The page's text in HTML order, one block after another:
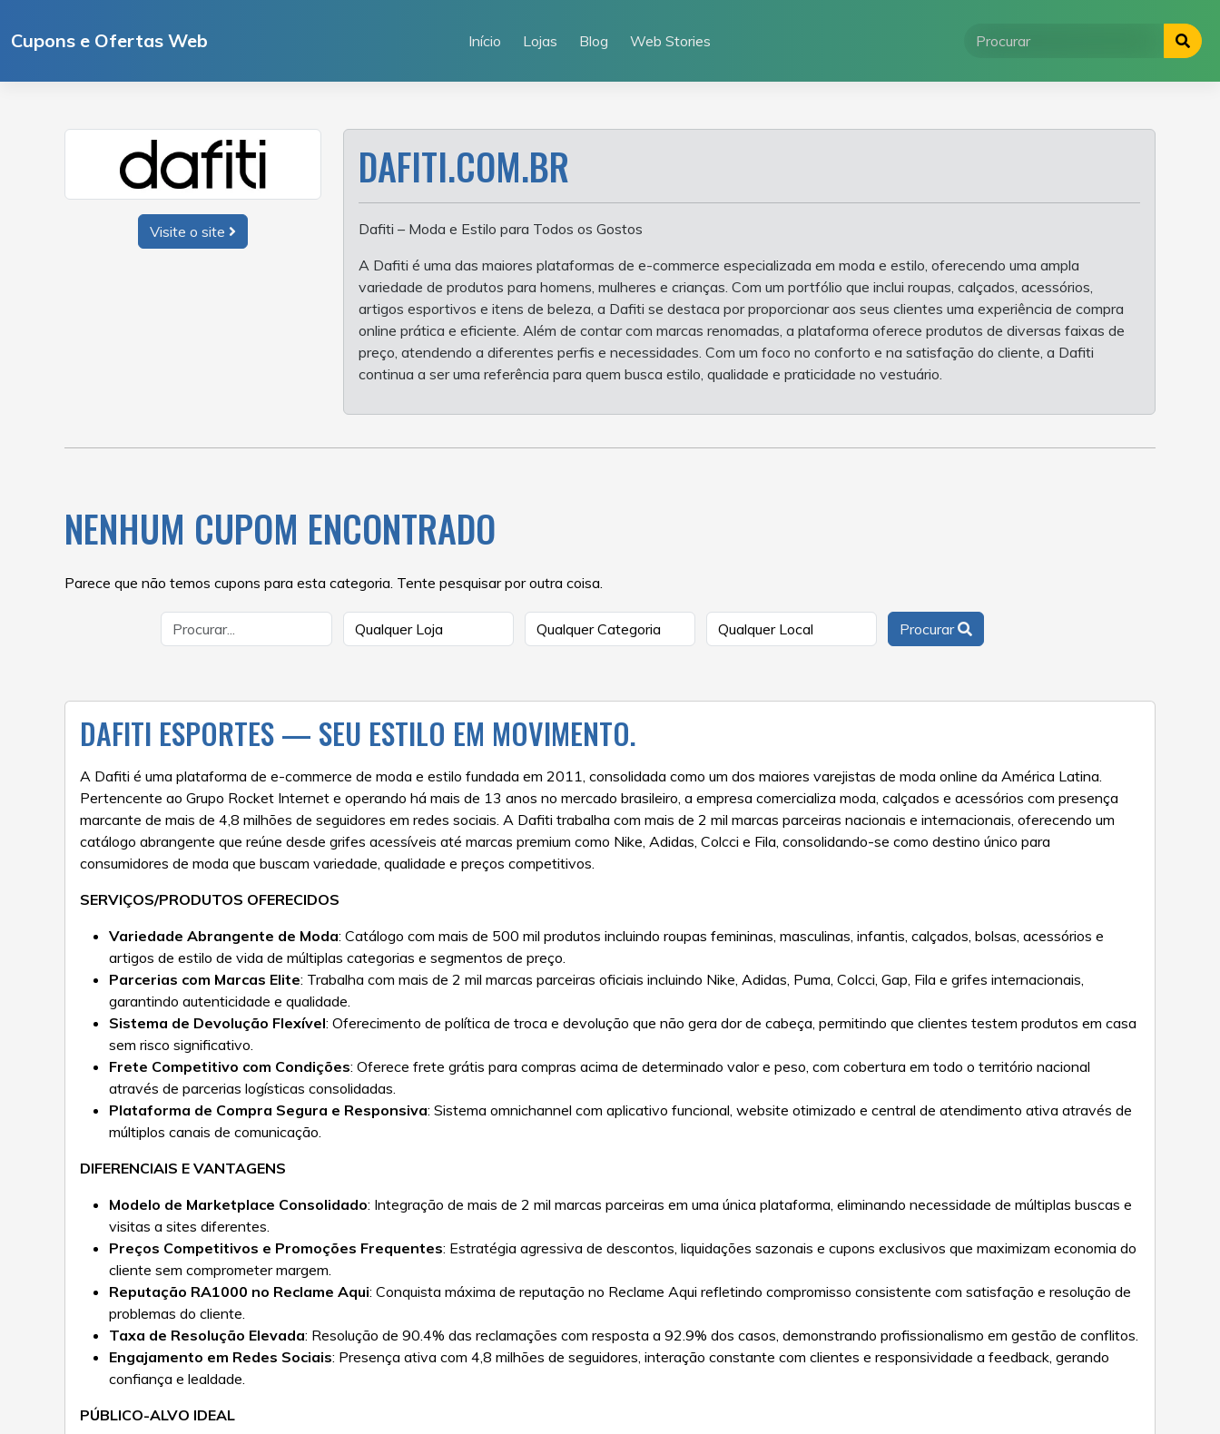
paraCupons e Ofertas Web Início Lojas Blog Web Stories
Visite o site
DAFITI.COM.BR
Dafiti – Moda e Estilo para Todos os Gostos
A Dafiti é uma das maiores plataformas de e-commerce especializada em moda e estilo, oferecendo uma ampla
variedade de produtos para homens, mulheres e crianças. Com um portfólio que inclui roupas, calçados, acessórios,
artigos esportivos e itens de beleza, a Dafiti se destaca por proporcionar aos seus clientes uma experiência de compra
online prática e eficiente. Além de contar com marcas renomadas, a plataforma oferece produtos de diversas faixas de
preço, atendendo a diferentes perfis e necessidades. Com um foco no conforto e na satisfação do cliente, a Dafiti
continua a ser uma referência para quem busca estilo, qualidade e praticidade no vestuário.
NENHUM CUPOM ENCONTRADO
Parece que não temos cupons para esta categoria. Tente pesquisar por outra coisa.
Procurar
DAFITI ESPORTES — SEU ESTILO EM MOVIMENTO.
A Dafiti é uma plataforma de e-commerce de moda e estilo fundada em 2011, consolidada como um dos maiores varejistas de moda online da América Latina.
Pertencente ao Grupo Rocket Internet e operando há mais de 13 anos no mercado brasileiro, a empresa comercializa moda, calçados e acessórios com presença
marcante de mais de 4,8 milhões de seguidores em redes sociais. A Dafiti trabalha com mais de 2 mil marcas parceiras nacionais e internacionais, oferecendo um
catálogo abrangente que reúne desde grifes acessíveis até marcas premium como Nike, Adidas, Colcci e Fila, consolidando-se como destino único para
consumidores de moda que buscam variedade, qualidade e preços competitivos.
SERVIÇOS/PRODUTOS OFERECIDOS
Variedade Abrangente de Moda: Catálogo com mais de 500 mil produtos incluindo roupas femininas, masculinas, infantis, calçados, bolsas, acessórios e
artigos de estilo de vida de múltiplas categorias e segmentos de preço.
Parcerias com Marcas Elite: Trabalha com mais de 2 mil marcas parceiras oficiais incluindo Nike, Adidas, Puma, Colcci, Gap, Fila e grifes internacionais,
garantindo autenticidade e qualidade.
Sistema de Devolução Flexível: Oferecimento de política de troca e devolução que não gera dor de cabeça, permitindo que clientes testem produtos em casa
sem risco significativo.
Frete Competitivo com Condições: Oferece frete grátis para compras acima de determinado valor e peso, com cobertura em todo o território nacional
através de parcerias logísticas consolidadas.
Plataforma de Compra Segura e Responsiva: Sistema omnichannel com aplicativo funcional, website otimizado e central de atendimento ativa através de
múltiplos canais de comunicação.
DIFERENCIAIS E VANTAGENS
Modelo de Marketplace Consolidado: Integração de mais de 2 mil marcas parceiras em uma única plataforma, eliminando necessidade de múltiplas buscas e
visitas a sites diferentes.
Preços Competitivos e Promoções Frequentes: Estratégia agressiva de descontos, liquidações sazonais e cupons exclusivos que maximizam economia do
cliente sem comprometer margem.
Reputação RA1000 no Reclame Aqui: Conquista máxima de reputação no Reclame Aqui refletindo compromisso consistente com satisfação e resolução de
problemas do cliente.
Taxa de Resolução Elevada: Resolução de 90.4% das reclamações com resposta a 92.9% dos casos, demonstrando profissionalismo em gestão de conflitos.
Engajamento em Redes Sociais: Presença ativa com 4,8 milhões de seguidores, interação constante com clientes e responsividade a feedback, gerando
confiança e lealdade.
PÚBLICO-ALVO IDEAL